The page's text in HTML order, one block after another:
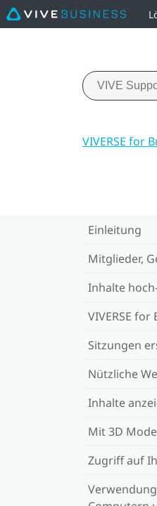
VIVERSE for
Einleitung
Mitglieder,
Inhalte
VIVERSE
Sitzungen
Nützliche
Inhalte
Mit 3D
Zugriff auf